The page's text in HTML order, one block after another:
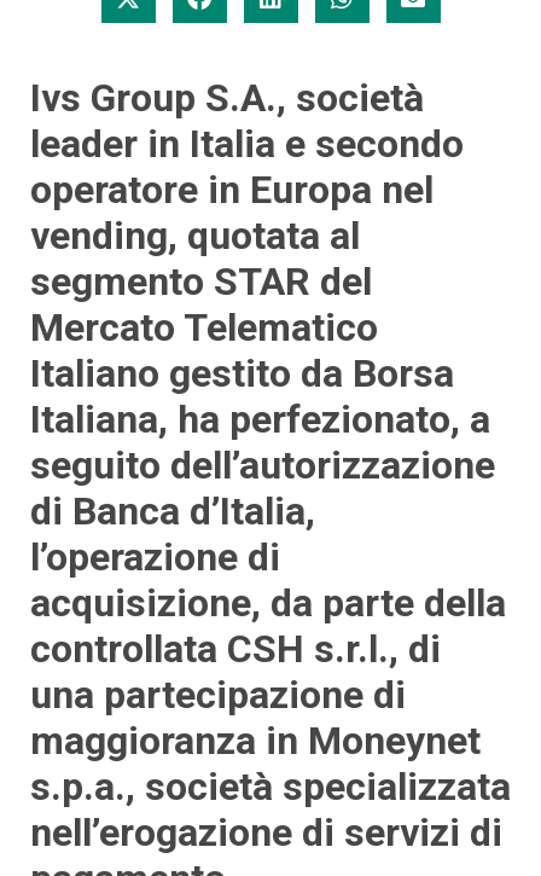
Ivs Group S.A., società
leader in Italia e secondo
operatore in Europa nel
vending, quotata al
segmento STAR del
Mercato Telematico
Italiano gestito da Borsa
Italiana, ha perfezionato, a
seguito dell’autorizzazione
di Banca d’Italia,
l’operazione di
acquisizione, da parte della
controllata CSH s.r.l., di
una partecipazione di
maggioranza in Moneynet
s.p.a., società specializzata
nell’erogazione di servizi di